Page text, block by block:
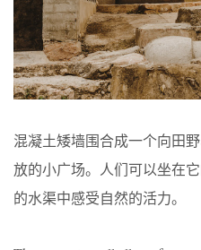
混凝土矮墙围合成一个向田
放的小广场。人们可以坐在
的水渠中感受自然的活力。